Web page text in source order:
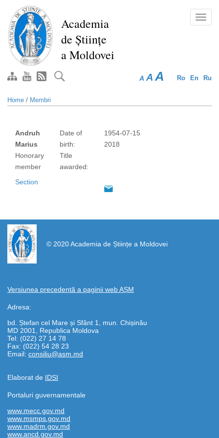
main
content
Academia
de Științe
a Moldovei
Ro En Ru
A A A
Home / Membri
Andruh
Marius
Honorary
member
Date of
birth:
Title
awarded:
1954-07-15
2018
Section
© 2020 Academia de Științe a Moldovei
Versiunea precedentă a paginii web AȘM
Adresa:
bd. Ștefan cel Mare și Sfânt 1, mun. Chișinău
MD 2001, Republica Moldova
Tel: (022) 27 14 78
Fax: (022) 54 28 23
Email: consiliu@asm.md
Elaborat de IDSI
https://propletenie.ru/
Portaluri guvernamentale
www.mecc.gov.md
www.msmps.gov.md
www.madrm.gov.md
www.ancd.gov.md